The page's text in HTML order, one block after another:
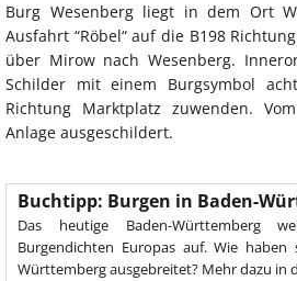
Burg Wesenberg liegt in dem Ort
Ausfahrt “Röbel“ auf die B198
über Mirow nach Wesenberg.
Schilder mit einem Burgsymbol
Richtung Marktplatz zuwenden.
Anlage ausgeschildert.
Buchtipp: Burgen in Baden-
Das heutige Baden-Württemberg
Burgendichten Europas auf. Wie
Württemberg ausgebreitet? Mehr dazu in